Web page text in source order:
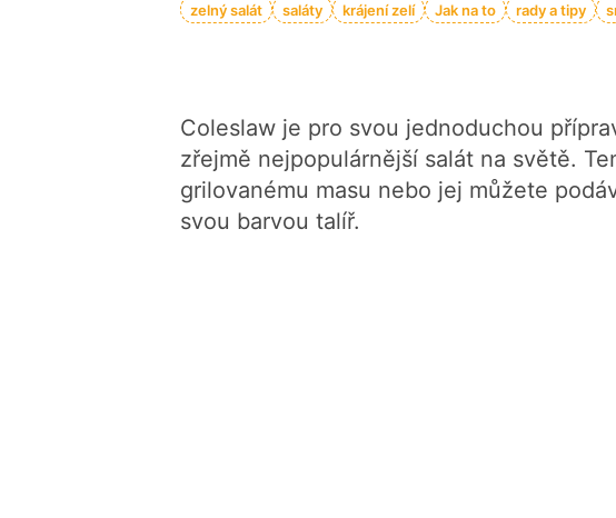
zelný salát saláty krájení zelí Jak na to rady a tipy
Coleslaw je pro svou jednoduchou
zřejmě nejpopulárnější salát na světě.
grilovanému masu nebo jej můžete
svou barvou talíř.